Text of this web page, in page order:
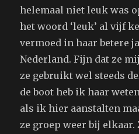
helemaal niet leuk was
het woord ‘leuk’ al vijf
vermoed in haar betere
Nederland. Fijn dat ze
ze gebruikt wel steeds
de boot heb ik haar
als ik hier aanstalten
ze groep weer bij elkaar.